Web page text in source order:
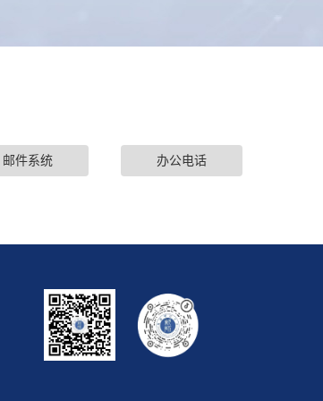
邮件系统 办公电话